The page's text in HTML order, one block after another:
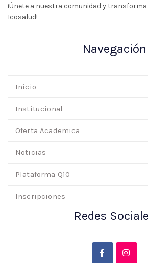
¡Únete a nuestra comunidad y
Icosalud!
Navegación
Inicio
Institucional
Oferta Academica
Noticias
Plataforma Q10
Inscripciones
Redes